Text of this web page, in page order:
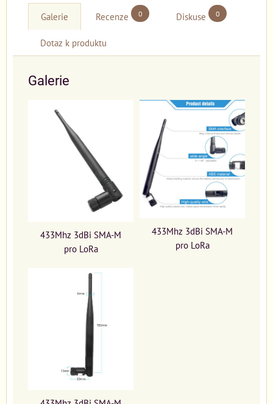
Galerie Recenze 0 Diskuse 0
Dotaz k produktu
Galerie
433Mhz 3dBi SMA-M
pro LoRa
433Mhz 3dBi SMA-M
pro LoRa